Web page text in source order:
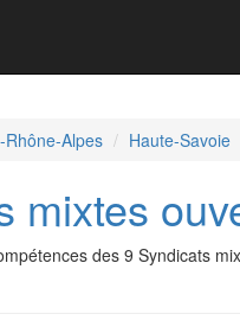
Rhône-Alpes Haute-Savoie
mixtes
des 9 Syndicats